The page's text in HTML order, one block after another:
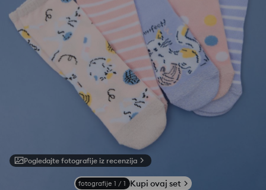
Pogledajte fotografije iz recenzija
fotografije 1 / 1 Kupi ovaj set